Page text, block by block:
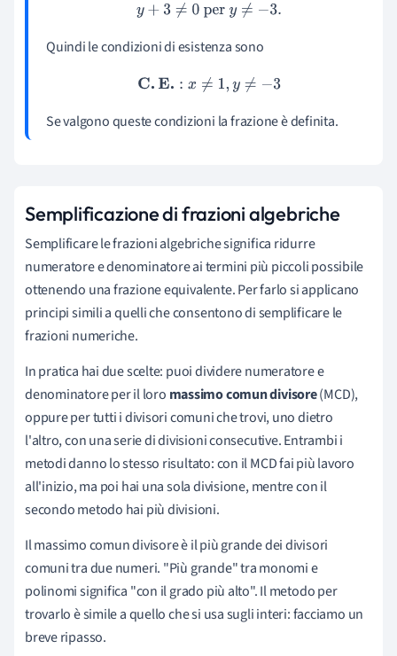
y +3≠ 0pery ≠−3.
Quindi le condizioni di esistenza sono
C . E.: x≠1 ,y≠−3
Se valgono queste condizioni la frazione è definita.
Semplificazione di frazioni algebriche
Semplificare le frazioni algebriche significa ridurre
numeratore e denominatore ai termini più piccoli possibile
ottenendo una frazione equivalente. Per farlo si applicano
principi simili a quelli che consentono di semplificare le
frazioni numeriche.
In pratica hai due scelte: puoi dividere numeratore e
denominatore per il loro massimo comun divisore(MCD),
oppure per tutti i divisori comuni che trovi, uno dietro
l'altro, con una serie di divisioni consecutive. Entrambi i
metodi danno lo stesso risultato: con il MCD fai più lavoro
all'inizio, ma poi hai una sola divisione, mentre con il
secondo metodo hai più divisioni.
Il massimo comun divisore è il più grande dei divisori
comuni tra due numeri. "Più grande" tra monomi e
polinomi significa "con il grado più alto". Il metodo per
trovarlo è simile a quello che si usa sugli interi: facciamo un
breve ripasso.